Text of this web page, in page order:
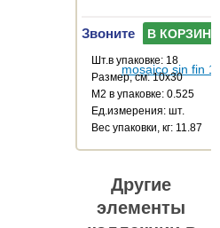
Звоните В КОРЗИНУ
Шт.в упаковке: 18
Размер, см: 10x30
М2 в упаковке: 0.525
Ед.измерения: шт.
Веc упаковки, кг: 11.87
Другие
элементы